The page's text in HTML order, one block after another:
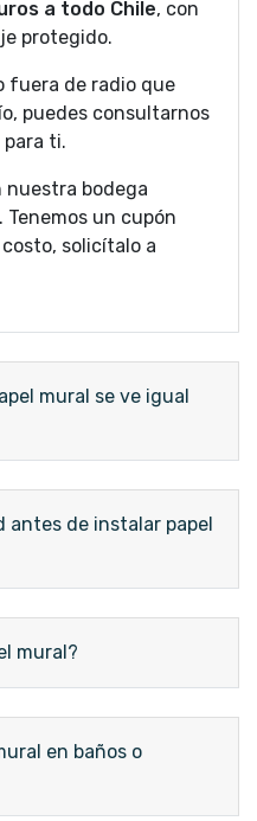
a todo Chile, con
protegido.
fuera de radio que
puedes consultarnos
ti.
nuestra bodega
un cupón
solicítalo a
mural se ve igual
antes de instalar papel
mural?
en baños o